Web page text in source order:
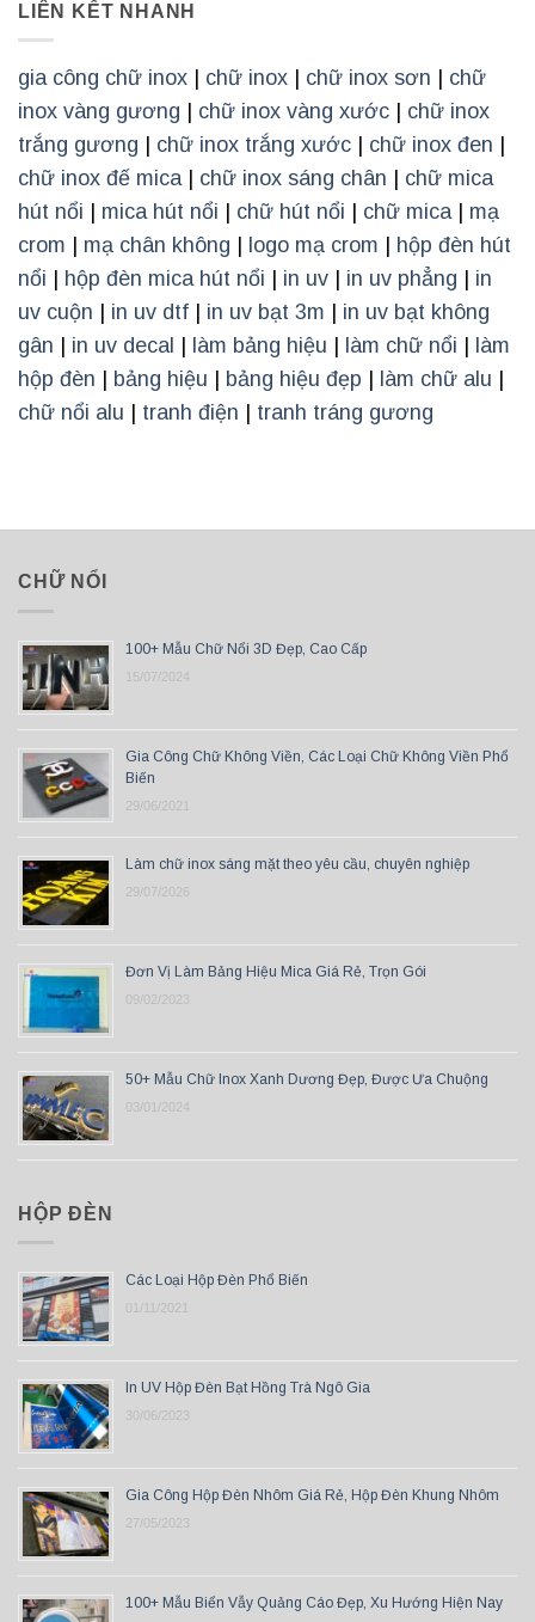
LIÊN KẾT NHANH
gia công chữ inox chữ inox chữ inox sơn
chữ
inox vàng gương
chữ inox vàng xước
chữ inox
trắng gương
chữ inox trắng xước chữ inox đen
chữ inox đế mica| chữ inox sáng chân
chữ mica
hút nổi
mica hút nổi chữ hút nổi chữ mica| mạ
crom
mạ chân không logo mạ crom
hộp đèn hút
nổi
hộp đèn mica hút nổi in uv in uv phẳng
in
uv cuộn
in uv dtf in uv bạt 3m
in uv bạt không
gân
in uv decal làm bảng hiệu làm chữ nổi
làm
hộp đèn
bảng hiệu bảng hiệu đẹp làm chữ alu
chữ nổi alu
tranh điện tranh tráng gương
CHỮ NỔI
100+ Mẫu Chữ Nổi 3D Đẹp, Cao Cấp
15/07/2024
Gia Công Chữ Không Viền, Các Loại Chữ Không Viền Phổ
Biến
29/06/2021
Làm chữ inox sáng mặt theo yêu cầu, chuyên nghiệp
29/07/2026
Đơn Vị Làm Bảng Hiệu Mica Giá Rẻ, Trọn Gói
09/02/2023
50+ Mẫu Chữ Inox Xanh Dương Đẹp, Được Ưa Chuộng
03/01/2024
HỘP ĐÈN
Các Loại Hộp Đèn Phổ Biến
01/11/2021
In UV Hộp Đèn Bạt Hồng Trà Ngô Gia
30/06/2023
Gia Công Hộp Đèn Nhôm Giá Rẻ, Hộp Đèn Khung Nhôm
27/05/2023
100+ Mẫu Biển Vẫy Quảng Cáo Đẹp, Xu Hướng Hiện Nay